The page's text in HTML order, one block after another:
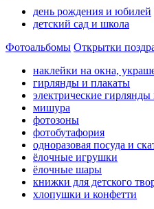
день рождения и юбилей
детский сад и школа
Фотоальбомы Открытки
наклейки на окна,
гирлянды и плакаты
электрические гирлянды
мишура
фотозоны
фотобутафория
одноразовая посуда и
ёлочные игрушки
ёлочные шары
книжки для детского
хлопушки и конфетти